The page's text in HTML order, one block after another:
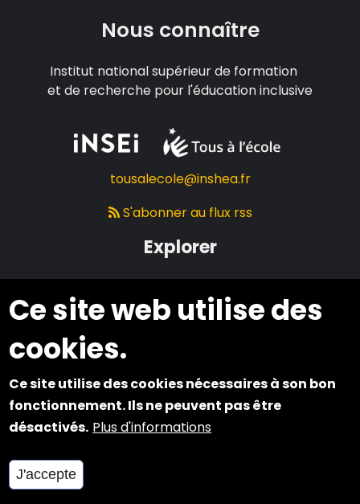
Ce site web utilise des
cookies.
Ce site utilise des cookies nécessaires à son bon
fonctionnement. Ils ne peuvent pas être
désactivés. Plus d'informations
J'accepte
Nous connaître
Institut national supérieur de formation
et de recherche pour l'éducation inclusive
tousalecole@inshea.fr
S'abonner au flux rss
Explorer
Qui sommes-nous ?
Rendre l'école accessible
S'informer sur les maladies et leurs conséquences
Témoignages
Travailler ensemble